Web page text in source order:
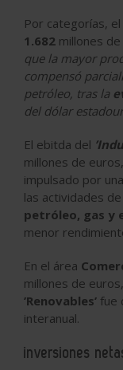
Por categorías, el
1.682 millones
que la mayor
compensó
petróleo, tras la
del dólar
El ebitda del
millones de
impulsado por
las actividades
petróleo, gas y
menor
En el área
millones de
’Renovables’ fue
interanual.
inversiones